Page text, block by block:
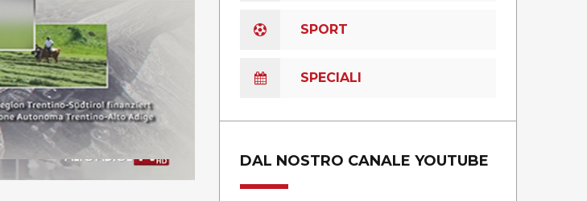
SPORT
SPECIALI
DAL NOSTRO CANALE YOUTUBE